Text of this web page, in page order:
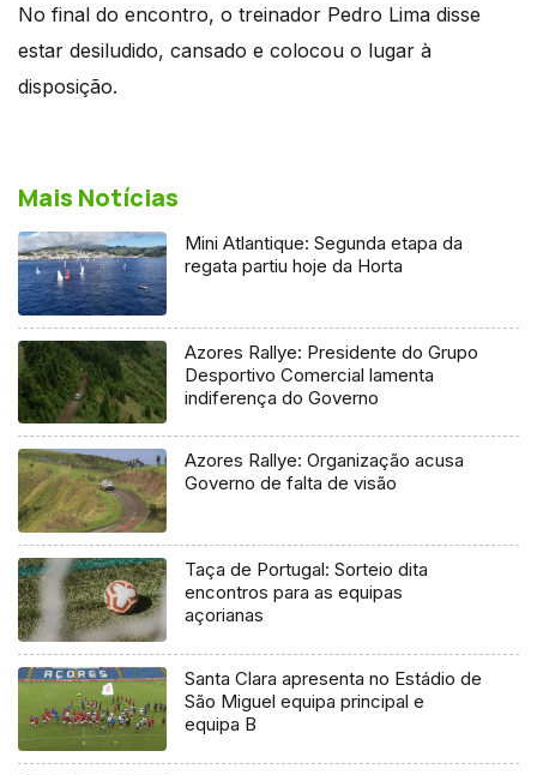
No final do encontro, o treinador Pedro Lima disse
estar desiludido, cansado e colocou o lugar à
disposição.
Mais Notícias
Mini Atlantique: Segunda etapa da
regata partiu hoje da Horta
Azores Rallye: Presidente do Grupo
Desportivo Comercial lamenta
indiferença do Governo
Azores Rallye: Organização acusa
Governo de falta de visão
Taça de Portugal: Sorteio dita
encontros para as equipas
açorianas
Santa Clara apresenta no Estádio de
São Miguel equipa principal e
equipa B